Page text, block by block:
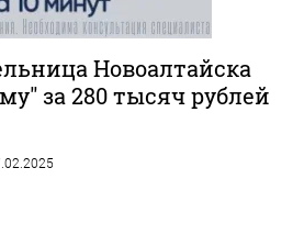
Новоалтайска
за 280 тысяч рублей